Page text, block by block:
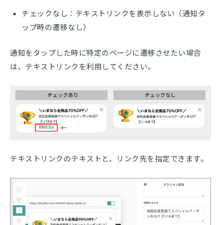
チェックなし：テキストリンクを表示しない（通知タ
ップ時の遷移なし）
通知をタップした時に特定のページに遷移させたい場合
は、テキストリンクを利用してください。
テキストリンクのテキストと、リンク先を指定できます。